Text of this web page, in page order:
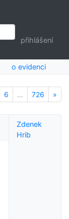
přihlášení
o evidenci
6 ... 726 »
Zdenek
Hrib